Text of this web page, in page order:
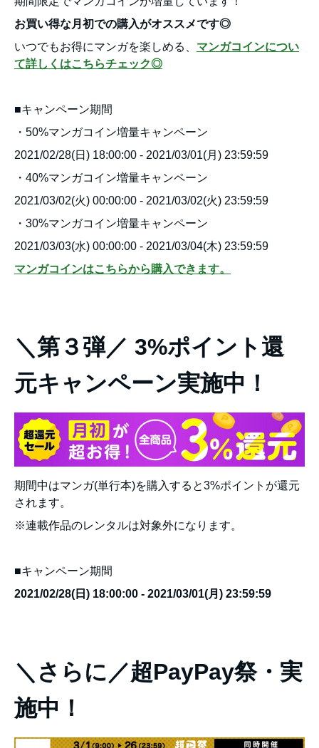
お買い得な月初での購入がオススメです◎
いつでもお得にマンガを楽しめる、 マンガコインについ
て詳しくはこちらチェック◎
■キャンペーン期間
・50%マンガコイン増量キャンペーン
2021/02/28(日) 18:00:00 - 2021/03/01(月) 23:59:59
・40%マンガコイン増量キャンペーン
2021/03/02(火) 00:00:00 - 2021/03/02(火) 23:59:59
・30%マンガコイン増量キャンペーン
2021/03/03(水) 00:00:00 - 2021/03/04(木) 23:59:59
マンガコインはこちらから購入できます。
＼第３弾／ 3%ポイント還
元キャンペーン実施中！
期間中はマンガ(単行本)を購入すると3%ポイントが還元
されます。
※連載作品のレンタルは対象外になります。
■キャンペーン期間
2021/02/28(日) 18:00:00 - 2021/03/01(月) 23:59:59
＼さらに／超PayPay祭・実
施中！